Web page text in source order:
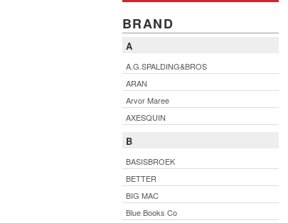
BRAND
A
A.G.SPALDING&BROS
ARAN
Arvor Maree
AXESQUIN
B
BASISBROEK
BETTER
BIG MAC
Blue Books Co